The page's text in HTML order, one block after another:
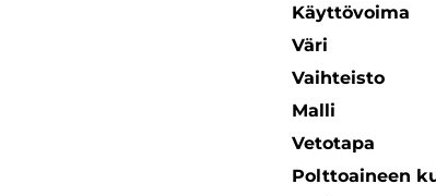
Käyttövoima
Väri
Vaihteisto
Malli
Vetotapa
Polttoaineen